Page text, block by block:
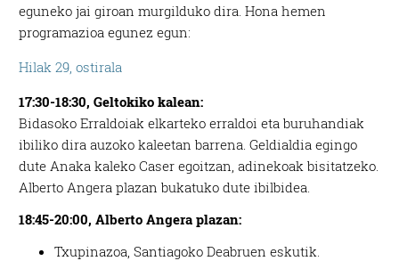
eguneko jai giroan murgilduko dira. Hona hemen
programazioa egunez egun:
Hilak 29, ostirala
17:30-18:30, Geltokiko kalean:
Bidasoko Erraldoiak elkarteko erraldoi eta buruhandiak
ibiliko dira auzoko kaleetan barrena. Geldialdia egingo
dute Anaka kaleko Caser egoitzan, adinekoak bisitatzeko.
Alberto Angera plazan bukatuko dute ibilbidea.
18:45-20:00, Alberto Angera plazan:
Txupinazoa, Santiagoko Deabruen eskutik.